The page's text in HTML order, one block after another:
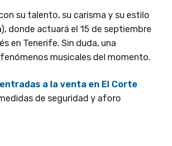
su talento, su carisma y su estilo
donde actuará el 15 de septiembre
en Tenerife. Sin duda, una
musicales del momento.
entradas a la venta en El Corte
de seguridad y aforo